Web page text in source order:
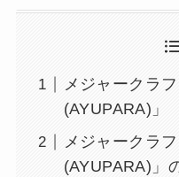
メジャークラ
(AYUPARA)」
メジャークラ
(AYUPARA)」